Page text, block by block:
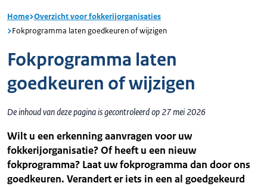
Home Overzicht voor fokkerijorganisaties
Fokprogramma laten goedkeuren of wijzigen
Fokprogramma laten
goedkeuren of wijzigen
De inhoud van deze pagina is gecontroleerd op 27 mei 2026
Wilt u een erkenning aanvragen voor uw
fokkerijorganisatie? Of heeft u een nieuw
fokprogramma? Laat uw fokprogramma dan door ons
goedkeuren. Verandert er iets in een al goedgekeurd